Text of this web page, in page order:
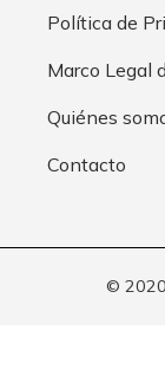
Política de
Marco Legal
Quiénes
Contacto
©